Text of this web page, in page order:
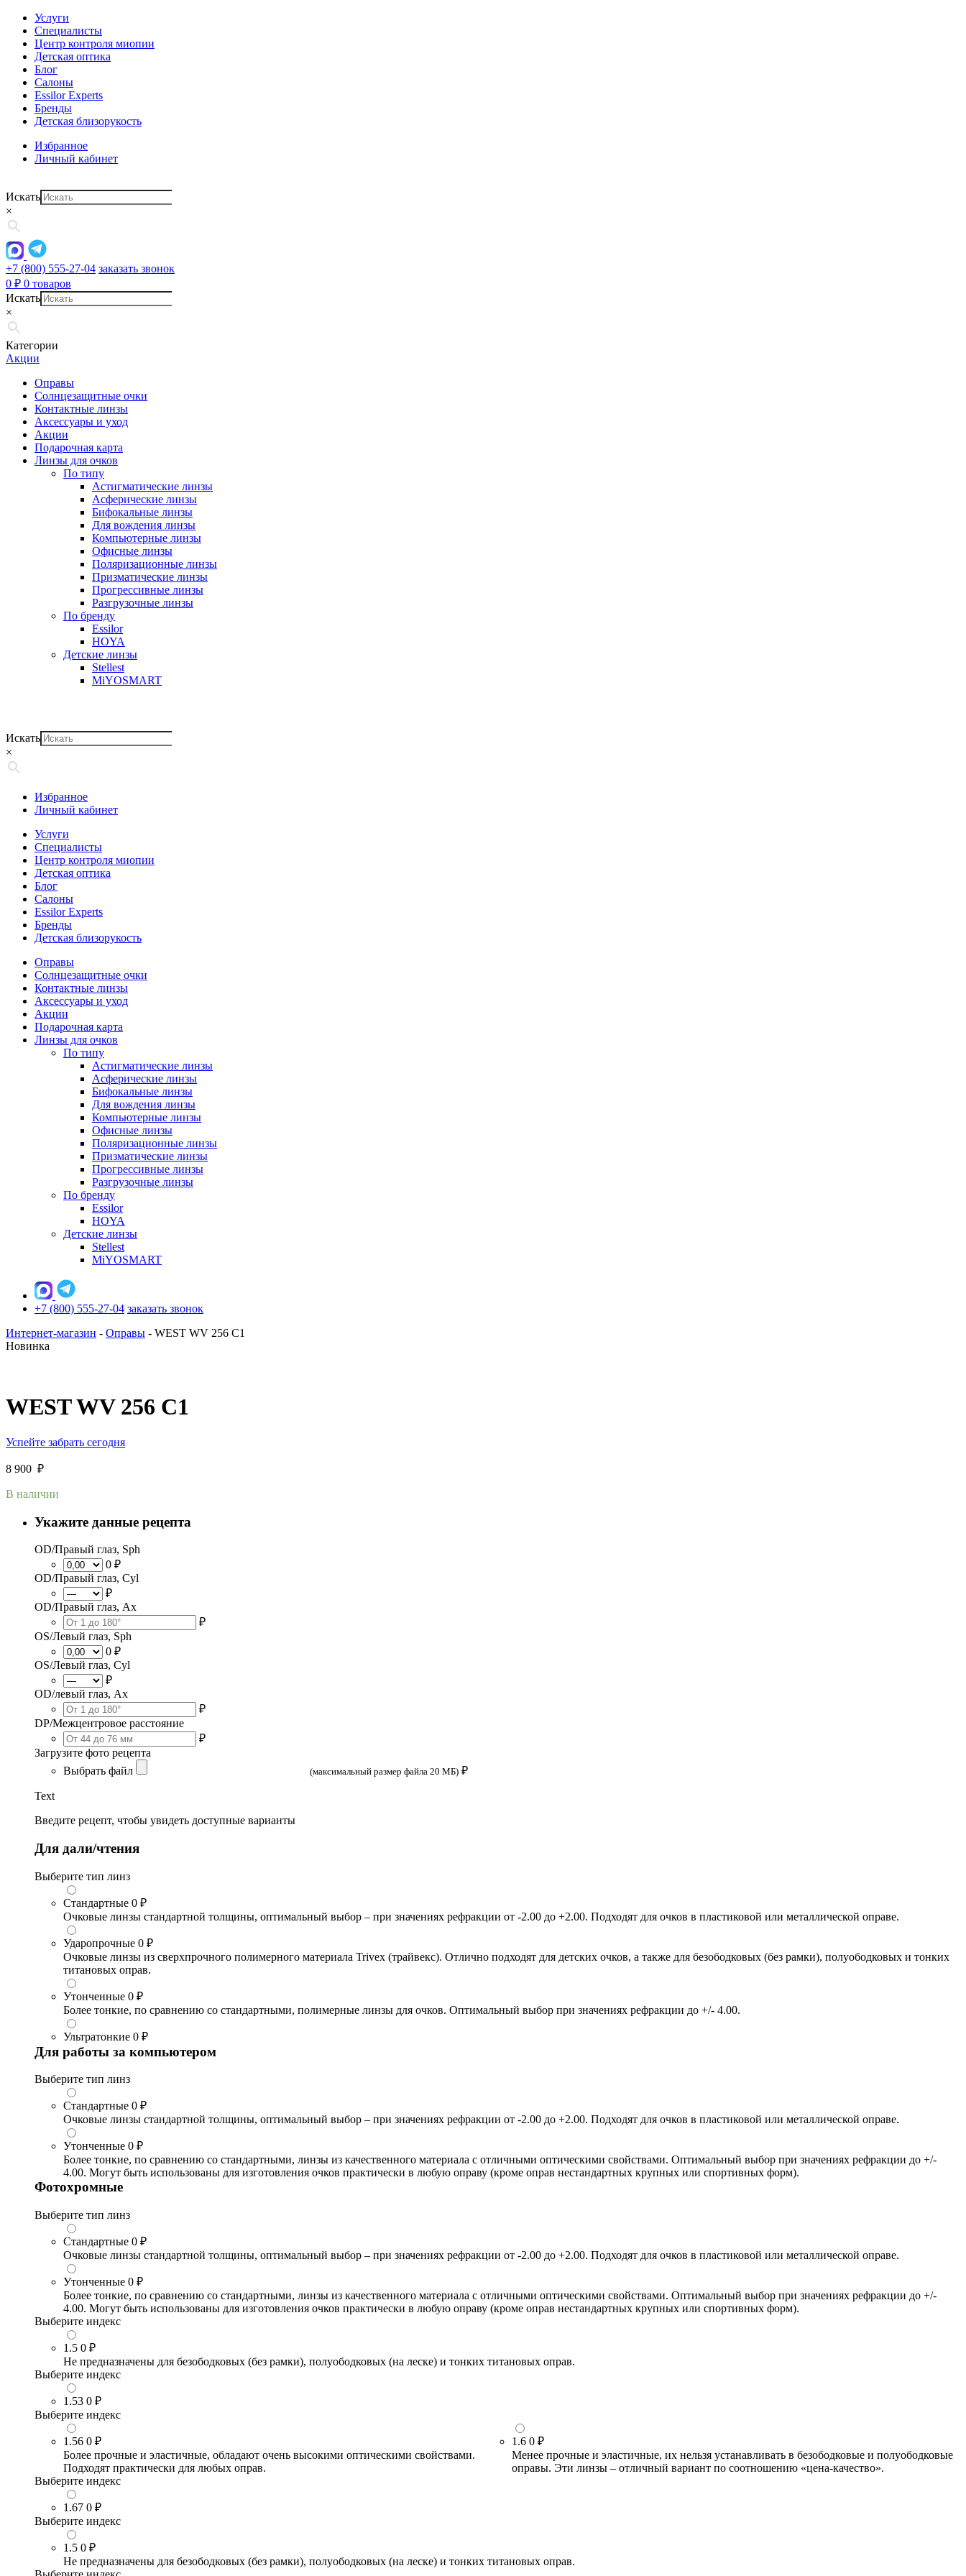
Услуги
Специалисты
Центр контроля миопии
Детская оптика
Блог
Салоны
Essilor Experts
Бренды
Детская близорукость
Избранное
Личный кабинет
Искать
×
+7 (800) 555-27-04 заказать звонок
0 ₽ 0 товаров
Искать
×
Категории
Акции
Оправы
Солнцезащитные очки
Контактные линзы
Аксессуары и уход
Акции
Подарочная карта
Линзы для очков
По типу
Астигматические линзы
Асферические линзы
Бифокальные линзы
Для вождения линзы
Компьютерные линзы
Офисные линзы
Поляризационные линзы
Призматические линзы
Прогрессивные линзы
Разгрузочные линзы
По бренду
Essilor
HOYA
Детские линзы
Stellest
MiYOSMART
Искать
×
Избранное
Личный кабинет
Услуги
Специалисты
Центр контроля миопии
Детская оптика
Блог
Салоны
Essilor Experts
Бренды
Детская близорукость
Оправы
Солнцезащитные очки
Контактные линзы
Аксессуары и уход
Акции
Подарочная карта
Линзы для очков
По типу
Астигматические линзы
Асферические линзы
Бифокальные линзы
Для вождения линзы
Компьютерные линзы
Офисные линзы
Поляризационные линзы
Призматические линзы
Прогрессивные линзы
Разгрузочные линзы
По бренду
Essilor
HOYA
Детские линзы
Stellest
MiYOSMART
+7 (800) 555-27-04 заказать звонок
Интернет-магазин - Оправы - WEST WV 256 C1
Новинка
WEST WV 256 C1
Успейте забрать сегодня
8 900 ₽
В наличии
Укажите данные рецепта
OD/Правый глаз, Sph
0 ₽
OD/Правый глаз, Cyl
₽
OD/Правый глаз, Ax
₽
OS/Левый глаз, Sph
0 ₽
OS/Левый глаз, Cyl
₽
OD/левый глаз, Ax
₽
DP/Межцентровое расстояние
₽
Загрузите фото рецепта
Выбрать файл
(максимальный размер файла 20 МБ) ₽
Text
Введите рецепт, чтобы увидеть доступные варианты
Для дали/чтения
Выберите тип линз
Стандартные 0 ₽
Очковые линзы стандартной толщины, оптимальный выбор – при значениях рефракции от -2.00 до +2.00. Подходят для очков в пластиковой или металлической оправе.
Ударопрочные 0 ₽
Очковые линзы из сверхпрочного полимерного материала Trivex (трайвекс). Отлично подходят для детских очков, а также для безободковых (без рамки), полуободковых и тонких
титановых оправ.
Утонченные 0 ₽
Более тонкие, по сравнению со стандартными, полимерные линзы для очков. Оптимальный выбор при значениях рефракции до +/- 4.00.
Ультратонкие 0 ₽
Для работы за компьютером
Выберите тип линз
Стандартные 0 ₽
Очковые линзы стандартной толщины, оптимальный выбор – при значениях рефракции от -2.00 до +2.00. Подходят для очков в пластиковой или металлической оправе.
Утонченные 0 ₽
Более тонкие, по сравнению со стандартными, линзы из качественного материала с отличными оптическими свойствами. Оптимальный выбор при значениях рефракции до +/-
4.00. Могут быть использованы для изготовления очков практически в любую оправу (кроме оправ нестандартных крупных или спортивных форм).
Фотохромные
Выберите тип линз
Стандартные 0 ₽
Очковые линзы стандартной толщины, оптимальный выбор – при значениях рефракции от -2.00 до +2.00. Подходят для очков в пластиковой или металлической оправе.
Утонченные 0 ₽
Более тонкие, по сравнению со стандартными, линзы из качественного материала с отличными оптическими свойствами. Оптимальный выбор при значениях рефракции до +/-
4.00. Могут быть использованы для изготовления очков практически в любую оправу (кроме оправ нестандартных крупных или спортивных форм).
Выберите индекс
1.5 0 ₽
Не предназначены для безободковых (без рамки), полуободковых (на леске) и тонких титановых оправ.
Выберите индекс
1.53 0 ₽
Выберите индекс
1.56 0 ₽
Более прочные и эластичные, обладают очень высокими оптическими свойствами.
Подходят практически для любых оправ.
1.6 0 ₽
Менее прочные и эластичные, их нельзя устанавливать в безободковые и полуободковые
оправы. Эти линзы – отличный вариант по соотношению «цена-качество».
Выберите индекс
1.67 0 ₽
Выберите индекс
1.5 0 ₽
Не предназначены для безободковых (без рамки), полуободковых (на леске) и тонких титановых оправ.